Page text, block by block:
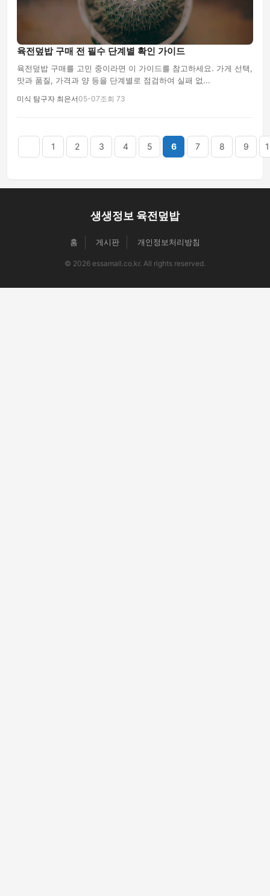
육전덮밥 구매 전 필수 단계별 확인 가이드
육전덮밥 구매를 고민 중이라면 이 가이드를 참고하세요. 가게 선택,
맛과 품질, 가격과 양 등을 단계별로 점검하여 실패 없...
미식 탐구자 최은서05-07조회 73
1 2 3 4 5 6 7 8 9
생생정보 육전덮밥
홈 게시판 개인정보처리방침
© 2026 essamall.co.kr. All rights reserved.